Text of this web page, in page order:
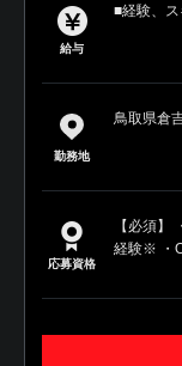
給与
■経験、
勤務地
鳥取県倉
応募資格
【必須
経験※ ・